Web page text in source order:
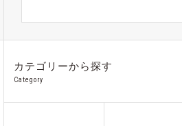
カテゴリーから探す
Category